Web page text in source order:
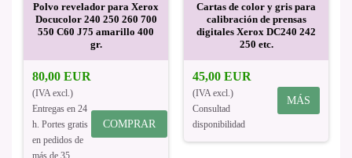
Polvo revelador para Xerox
Docucolor 240 250 260 700
550 C60 J75 amarillo 400
gr.
80,00 EUR
(IVA excl.)
Entregas en 24
h. Portes gratis
en pedidos de
más de 35
COMPRAR
Cartas de color y gris para
calibración de prensas
digitales Xerox DC240 242
250 etc.
45,00 EUR
(IVA excl.)
Consultad
disponibilidad
MÁS